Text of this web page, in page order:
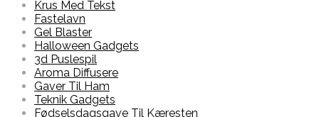
Krus Med Tekst
Fastelavn
Gel Blaster
Halloween Gadgets
3d Puslespil
Aroma Diffusere
Gaver Til Ham
Teknik Gadgets
Fødselsdagsgave Til Kæresten